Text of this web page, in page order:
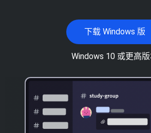
下载 Windows 版
Windows 10 或更高